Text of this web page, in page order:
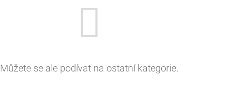
Můžete se ale podívat na ostatní kategorie.